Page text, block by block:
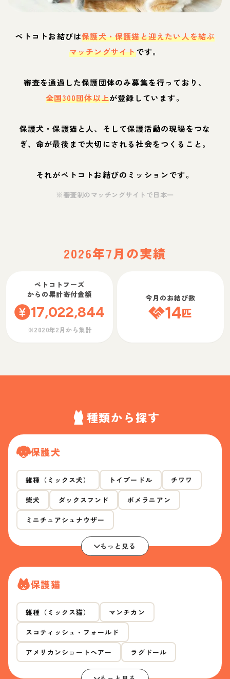
ペトコトお結びは保護犬・保護猫と迎えたい人を結ぶ
マッチングサイトです。
審査を通過した保護団体のみ募集を行っており、
全国300団体以上が登録しています。
保護犬・保護猫と人、そして保護活動の現場をつな
ぎ、命が最後まで大切にされる社会をつくること。
それがペトコトお結びのミッションです。
※審査制のマッチングサイトで日本一
2026年7月の実績
ペトコトフーズ
からの累計寄付金額
17,022,844
※2020年2月から集計
今月のお結び数
14匹
種類から探す
保護犬
雑種（ミックス犬） トイプードル チワワ
柴犬 ダックスフンド ポメラニアン
ミニチュアシュナウザー
もっと見る
保護猫
雑種（ミックス猫） マンチカン
スコティッシュ・フォールド
アメリカンショートヘアー ラグドール